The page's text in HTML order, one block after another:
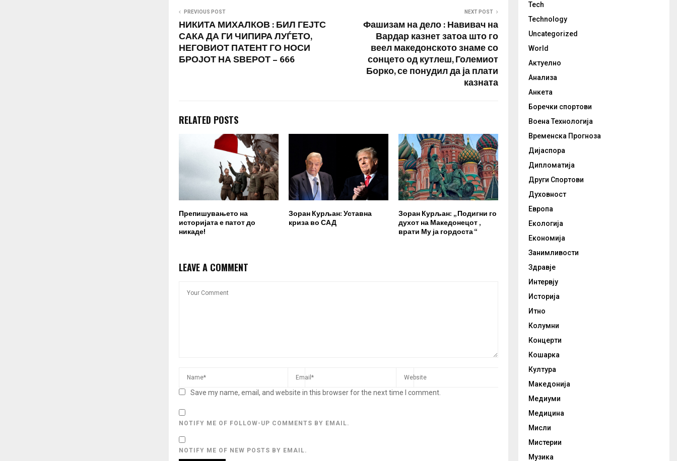
PREVIOUS POST
НИКИТА МИХАЛКОВ : БИЛ ГЕЈТС
САКА ДА ГИ ЧИПИРА ЛУЃЕТО,
НЕГОВИОТ ПАТЕНТ ГО НОСИ
БРОЈОТ НА ЅВЕРОТ – 666
NEXT POST
Фашизам на дело : Навивач на
Вардар казнет затоа што го
веел македонското знаме со
сонцето од кутлеш, Големиот
Борко, се понудил да ја плати
казната
RELATED POSTS
Препишувањето на
историјата е патот до
никаде!
Зоран Курљан: Уставна
криза во САД
Зоран Курљан: ,, Подигни го
духот на Македонецот ,
врати Му jа гордоста “
LEAVE A COMMENT
Save my name, email, and website in this browser for the next time I comment.
NOTIFY ME OF FOLLOW-UP COMMENTS BY EMAIL.
NOTIFY ME OF NEW POSTS BY EMAIL.
Tech
Technology
Uncategorized
World
Актуелно
Анализа
Анкета
Боречки спортови
Воена Технологија
Временска Прогноза
Дијаспора
Дипломатија
Други Спортови
Духовност
Европа
Екологија
Економија
Занимливости
Здравје
Интервју
Историја
Итно
Колумни
Концерти
Кошарка
Култура
Македонија
Медиуми
Медицина
Мисли
Мистерии
Музика